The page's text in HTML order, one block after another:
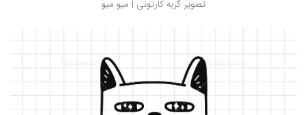
تصویر گربه کارتونی | میو میو